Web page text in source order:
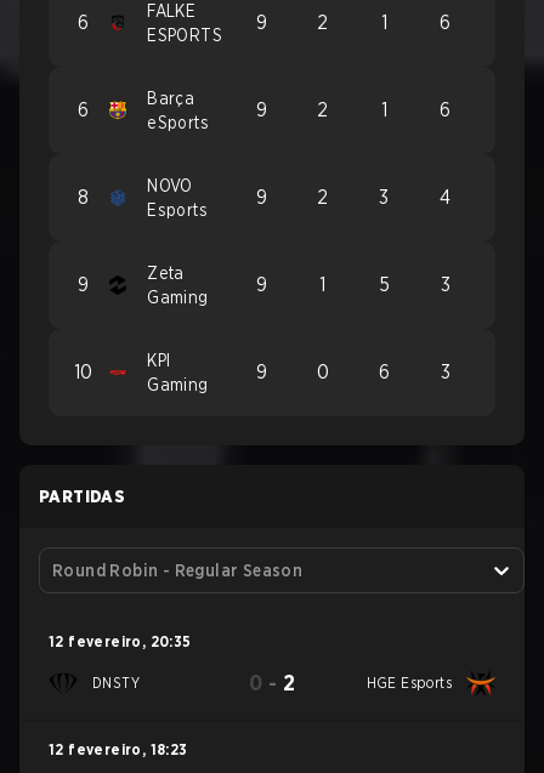
6
FALKE
ESPORTS
9 2 1 6
6
Barça
eSports
9 2 1 6
8
NOVO
Esports
9 2 3 4
9
Zeta
Gaming
9 1 5 3
10
KPI
Gaming
9 0 6 3
PARTIDAS
Round Robin - Regular Season
12 fevereiro , 20:35
DNSTY 0 - 2 HGE Esports
12 fevereiro , 18:23